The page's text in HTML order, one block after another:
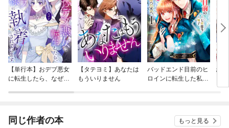
【単行本】おデブ悪女
に転生したら、なぜか
【タテヨミ】あなたは
もういりません
バッドエンド目前のヒ
ロインに転生した私、
結
同じ作者の本 もっと見る